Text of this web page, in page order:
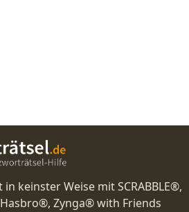
keinster Weise mit SCRABBLE®,
Zynga® with Friends